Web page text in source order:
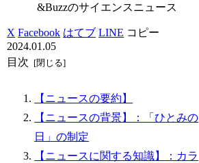
&Buzzのサイエンスニュース
X Facebook はてブ LINE コピー
2024.01.05
目次
【ニュースの要約】
【ニュースの背景】：「ひとみの
日」の制定
【ニュースに関する知識】：カラ